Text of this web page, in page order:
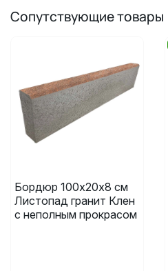
Сопутствующие товары
Бордюр 100х20х8 см
Листопад гранит Клен
с неполным прокрасом